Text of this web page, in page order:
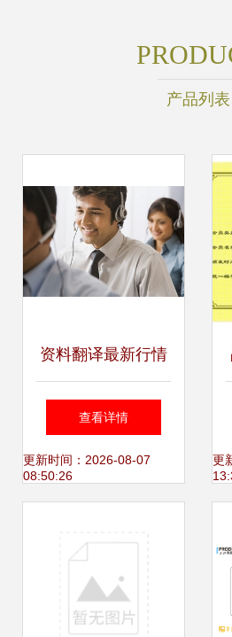
产品列表
资料翻译最新行情
报价与俄语翻译公
司独特优势——北
术有限责任公司
查看详情
更新时间：2026-08-07
08:50:26
更